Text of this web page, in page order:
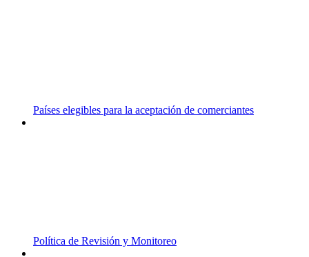
Países elegibles para la aceptación de comerciantes
Política de Revisión y Monitoreo